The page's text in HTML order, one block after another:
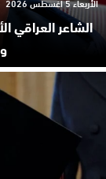
الشاعر العراقي